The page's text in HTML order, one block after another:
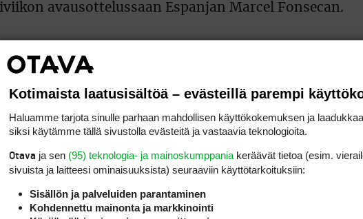
avausottelussaan Espanjan Marcel Fonsecan.
kolmannelle match play -kierrokselle. Välieriin
päättyi tällä kertaa 36 reiän lyöntipelikarsintaan.
Niilo Mäki-Petäjä, Viggo Talasmäki, Ville Virkkala
Ryding (-9). Tulokseen 142 (-2) päätyneistä 21
pelattavan playoffin jälkeen ensimmäiselle
Kotimaista laatusisältöä – evästeillä parempi
Haluamme tarjota sinulle parhaan mahdollisen käyttökokemuksen ja
siksi käytämme tällä sivustolla evästeitä ja vastaavia teknologioita.
Otava ja sen (95) teknologia- ja mainoskumppania keräävät tietoa (esim.
sivuista ja laitteesi ominaisuuk­sista) seuraaviin käyttötarkoituksiin:
Sisällön ja palveluiden parantaminen
Kohdennettu mainonta ja markkinointi